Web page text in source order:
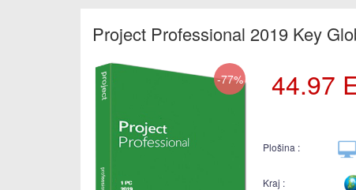
Project Professional 2019 Key
-77% 44.97
Plošina :
Kraj :